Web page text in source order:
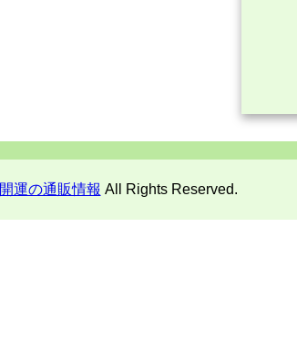
開運の通販情報 All Rights Reserved.